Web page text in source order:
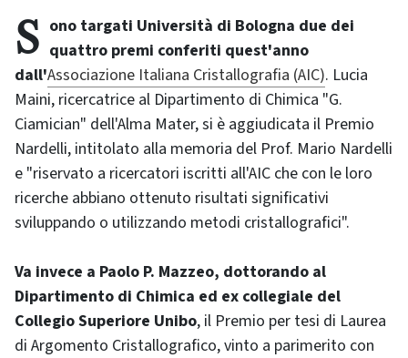
Sono targati Università di Bologna due dei quattro premi conferiti quest'anno
dall'Associazione Italiana Cristallografia (AIC). Lucia
Maini, ricercatrice al Dipartimento di Chimica "G.
Ciamician" dell'Alma Mater, si è aggiudicata il Premio
Nardelli, intitolato alla memoria del Prof. Mario Nardelli
e "riservato a ricercatori iscritti all'AIC che con le loro
ricerche abbiano ottenuto risultati significativi
sviluppando o utilizzando metodi cristallografici".
Va invece a Paolo P. Mazzeo, dottorando al
Dipartimento di Chimica ed ex collegiale del
Collegio Superiore Unibo, il Premio per tesi di Laurea
di Argomento Cristallografico, vinto a parimerito con